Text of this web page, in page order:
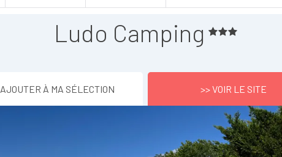
Ludo Camping
AJOUTER À MA SÉLECTION >> VOIR LE SITE